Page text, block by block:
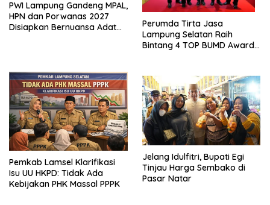
PWI Lampung Gandeng MPAL,
HPN dan Porwanas 2027
Disiapkan Bernuansa Adat
Perumda Tirta Jasa
Lampung Selatan Raih
Bintang 4 TOP BUMD Awards
Pemkab Lamsel Klarifikasi
Isu UU HKPD: Tidak Ada
Kebijakan PHK Massal PPPK
Jelang Idulfitri, Bupati Egi
Tinjau Harga Sembako di
Pasar Natar